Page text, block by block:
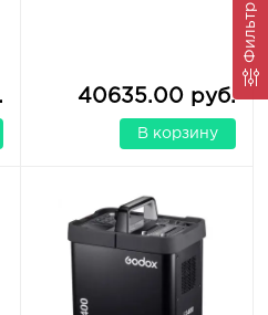
Фильтр
40635.00 руб.
В корзину